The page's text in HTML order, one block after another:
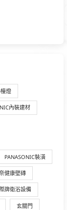
燈
內裝建材
PANASONIC裝潢
健康壁磚
牌衛浴設備
玄關門